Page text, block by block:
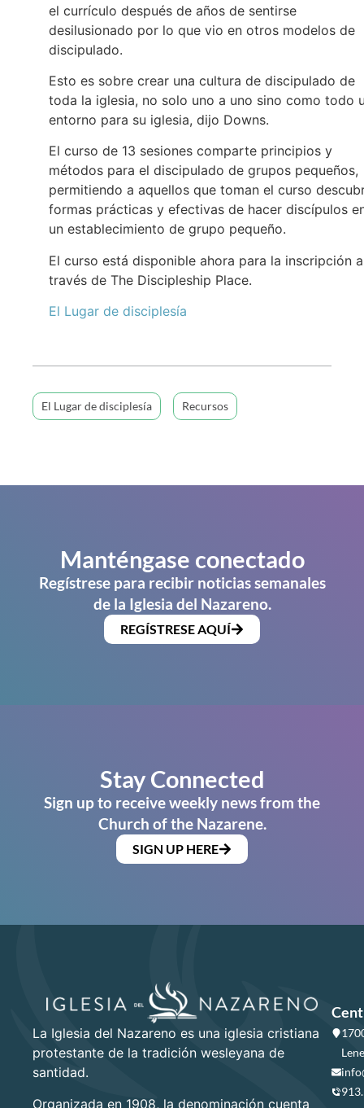
el currículo después de años de sentirse
desilusionado por lo que vio en otros modelos de
discipulado.
Esto es sobre crear una cultura de discipulado de
toda la iglesia, no solo uno a uno sino como todo
entorno para su iglesia, dijo Downs.
El curso de 13 sesiones comparte principios y
métodos para el discipulado de grupos pequeños,
permitiendo a aquellos que toman el curso
formas prácticas y efectivas de hacer discípulos
un establecimiento de grupo pequeño.
El curso está disponible ahora para la inscripción a
través de The Discipleship Place.
El Lugar de disciplesía
El Lugar de disciplesía Recursos
Manténgase conectado
Regístrese para recibir noticias semanales
de la Iglesia del Nazareno.
REGÍSTRESE AQUÍ
Stay Connected
Sign up to receive weekly news from the
Church of the Nazarene.
SIGN UP HERE
La Iglesia del Nazareno es una iglesia cristiana
protestante de la tradición wesleyana de
santidad.
Organizada en 1908, la denominación cuenta